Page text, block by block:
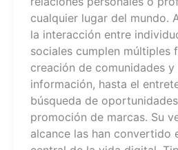
cualquier lugar del mundo.
la interacción entre
sociales cumplen múltiples
creación de comunidades
información, hasta el
búsqueda de
promoción de marcas. Su
alcance las han convertido